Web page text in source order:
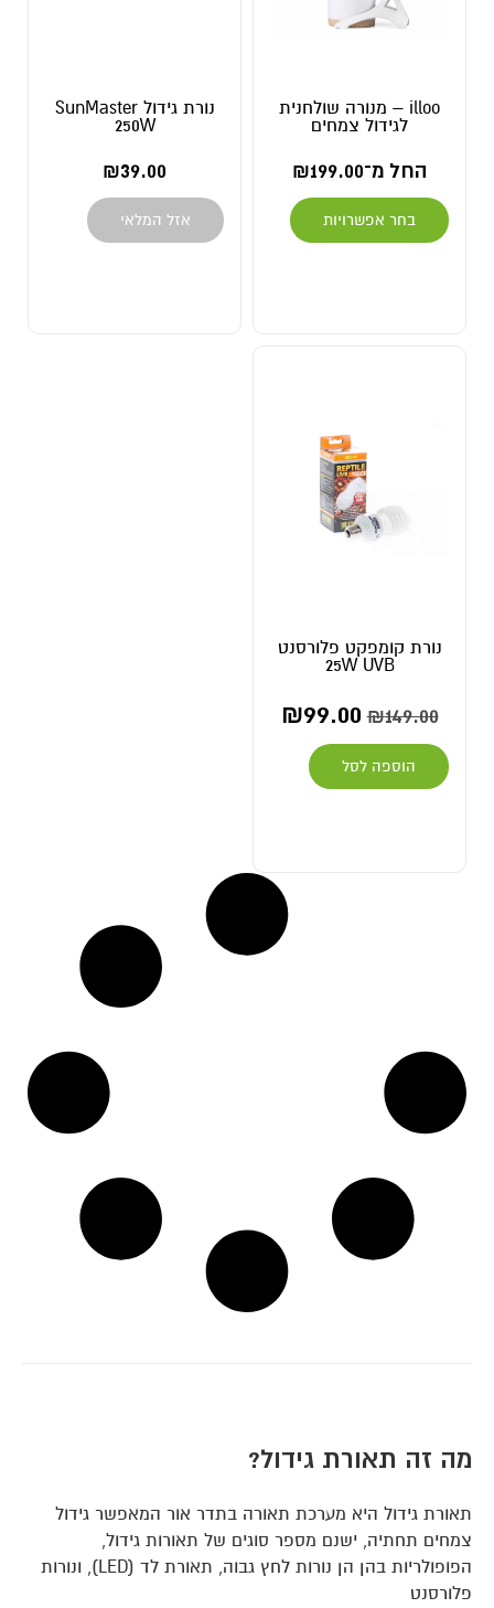
illoo – מנורה שולחנית
לגידול צמחים
החל מ־ ₪199.00
בחר אפשרויות
נורת גידול SunMaster
250W
₪39.00
אזל המלאי
נורת קומפקט פלורסנט
25W UVB
₪149.00
₪99.00
הוספה לסל
מה זה תאורת גידול?
תאורת גידול היא מערכת תאורה בתדר אור המאפשר גידול
צמחים תחתיה, ישנם מספר סוגים של תאורות גידול,
הפופולריות בהן הן נורות לחץ גבוה, תאורת לד (LED), ונורות
פלורסנט